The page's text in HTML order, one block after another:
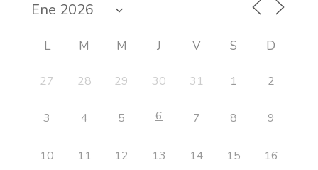
L M M J V S D
27 28 29 30 31 1 2
3 4 5 6 7 8 9
10 11 12 13 14 15 16